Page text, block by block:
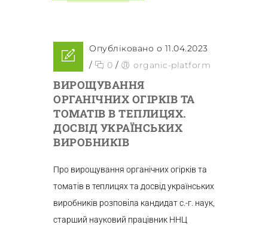
Опубліковано о 11.04.2023
/
0 / organic-platform
ВИРОЩУВАННЯ
ОРГАНІЧНИХ ОГІРКІВ ТА
ТОМАТІВ В ТЕПЛИЦЯХ.
ДОСВІД УКРАЇНСЬКИХ
ВИРОБНИКІВ
Про вирощування органічних огірків та
томатів в теплицях та досвід українських
виробників розповіла кандидат с.-г. наук,
старший науковий працівник ННЦ